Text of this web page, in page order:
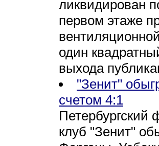
ликвидирован
первом этаже
один
выхода
"Зенит"
счетом 4:1
Петербургский
клуб "Зенит"